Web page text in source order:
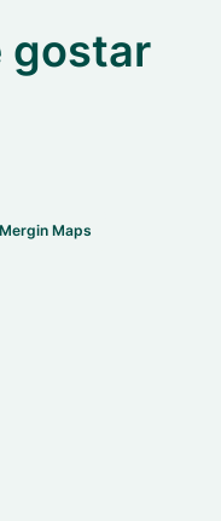
gostar
Mergin Maps